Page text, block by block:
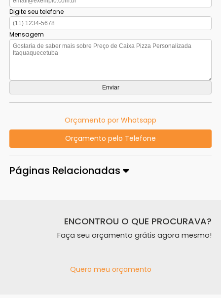
Digite seu telefone
Mensagem
Orçamento por Whatsapp
Orçamento pelo Telefone
Páginas Relacionadas
ENCONTROU O QUE PROCURAVA?
Faça seu orçamento grátis agora mesmo!
Quero meu orçamento